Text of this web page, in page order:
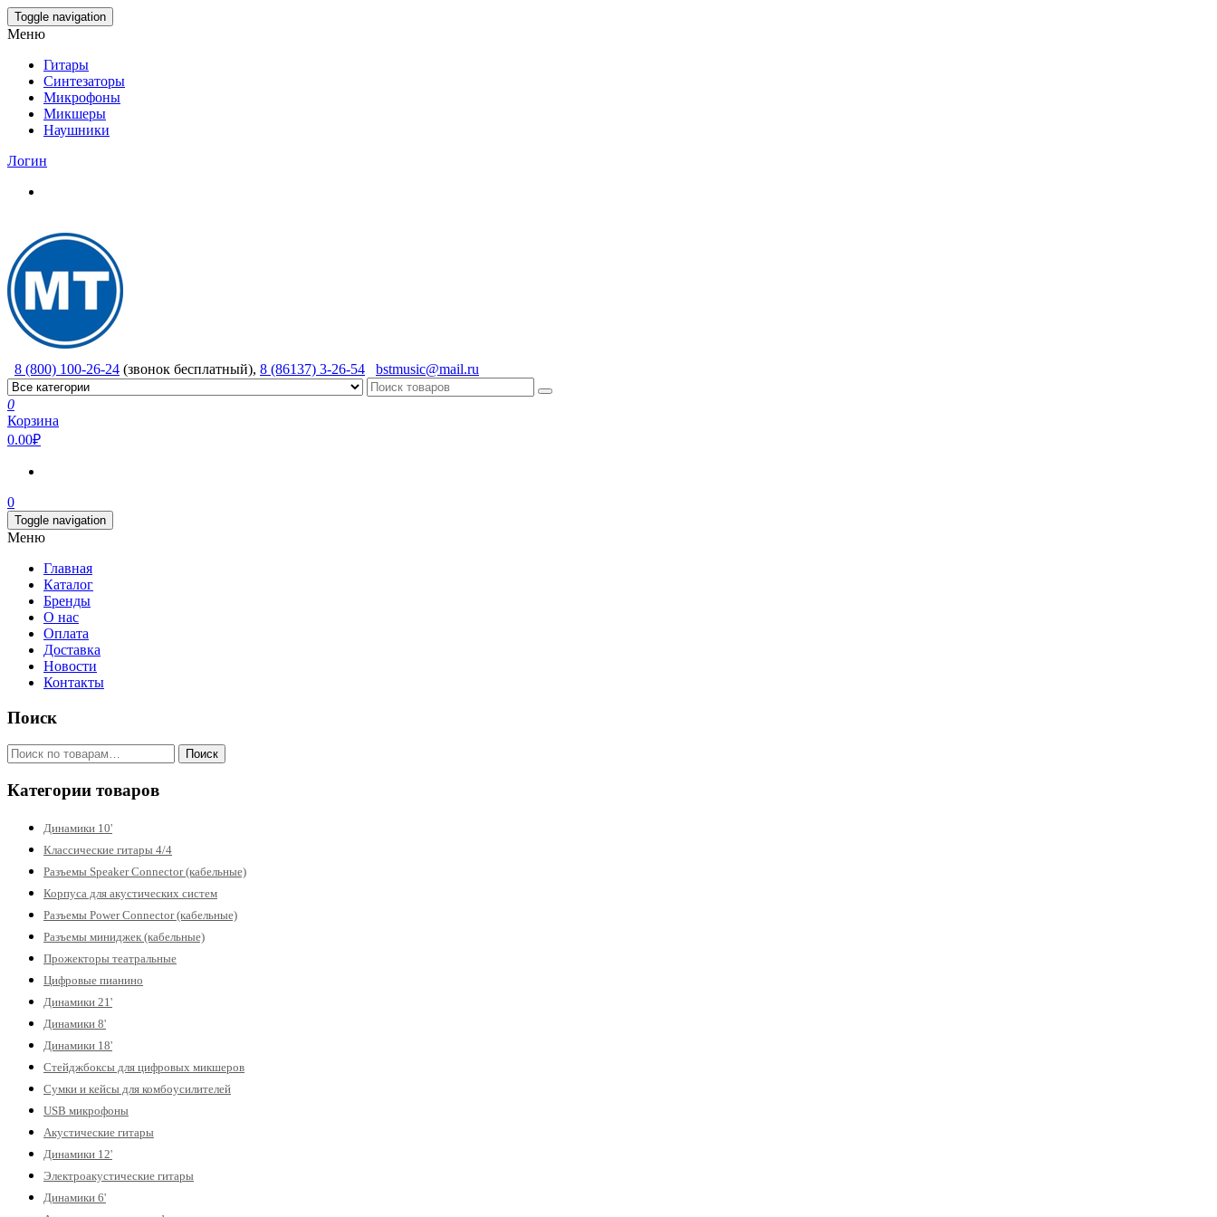
Skip
to
content
Toggle navigation
Меню
Гитары
Синтезаторы
Микрофоны
Микшеры
Наушники
Логин
8 (800) 100-26-24 (звонок бесплатный), 8 (86137) 3-26-54 bstmusic@mail.ru
0
Корзина
0.00₽
0
Toggle navigation
Меню
Главная
Каталог
Бренды
О нас
Оплата
Доставка
Новости
Контакты
Поиск
Искать: Поиск
Категории товаров
Динамики 10'
Классические гитары 4/4
Разъемы Speaker Connector (кабельные)
Корпуса для акустических систем
Разъемы Power Connector (кабельные)
Разъемы миниджек (кабельные)
Прожекторы театральные
Цифровые пианино
Динамики 21'
Динамики 8'
Динамики 18'
Стейджбоксы для цифровых микшеров
Сумки и кейсы для комбоусилителей
USB микрофоны
Акустические гитары
Динамики 12'
Электроакустические гитары
Динамики 6'